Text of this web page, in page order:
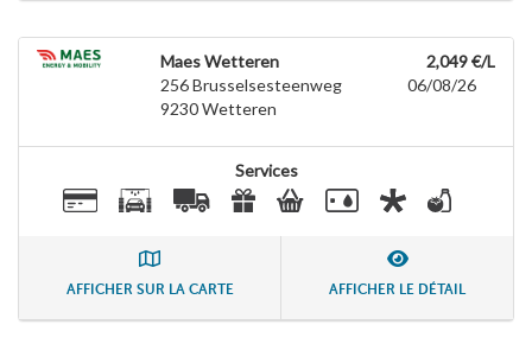
Maes Wetteren
256 Brusselsesteenweg
9230Wetteren
2,049 €/L
06/08/26
Services
AFFICHER SUR LA CARTE AFFICHER LE DÉTAIL